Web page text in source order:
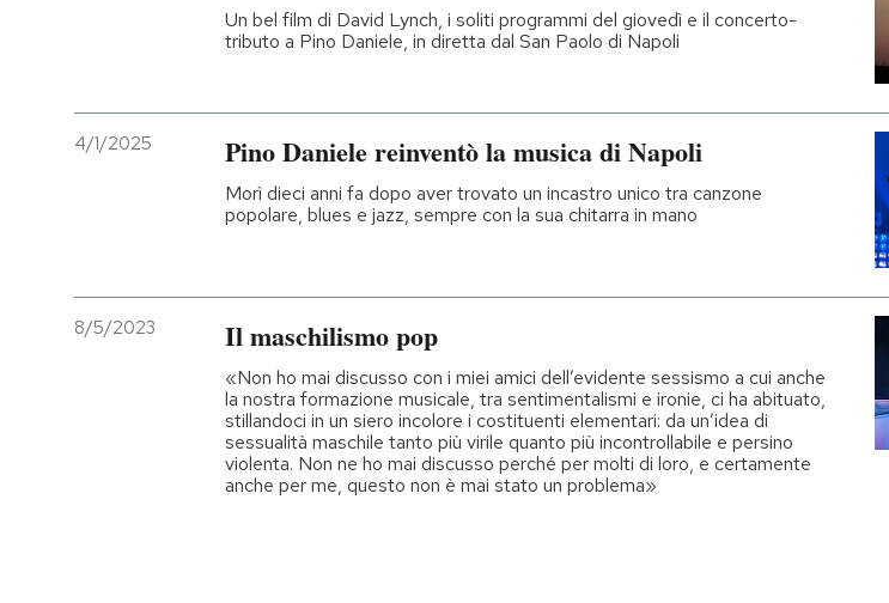
I MIEI PREFERITI
Entra
Un bel film di David Lynch, i soliti programmi del giovedì e il concerto-
tributo a Pino Daniele, in diretta dal San Paolo di Napoli
4/1/2025 Pino Daniele reinventò la musica di Napoli
Morì dieci anni fa dopo aver trovato un incastro unico tra canzone
popolare, blues e jazz, sempre con la sua chitarra in mano
8/5/2023 Il maschilismo pop
«Non ho mai discusso con i miei amici dell’evidente sessismo a cui anche
la nostra formazione musicale, tra sentimentalismi e ironie, ci ha abituato,
stillandoci in un siero incolore i costituenti elementari: da un’idea di
sessualità maschile tanto più virile quanto più incontrollabile e persino
violenta. Non ne ho mai discusso perché per molti di loro, e certamente
anche per me, questo non è mai stato un problema»